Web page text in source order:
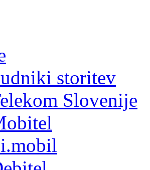
storitev
Slovenije